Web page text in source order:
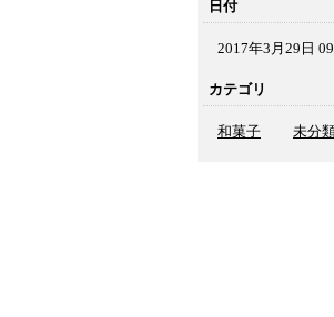
日付
2017年3月29日
カテゴリ
和菓子 未分